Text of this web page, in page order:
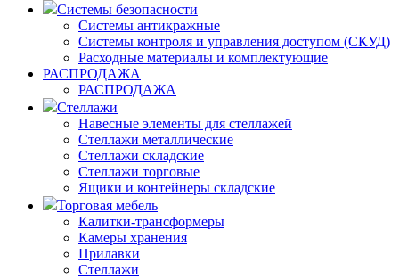
Системы безопасности
Системы антикражные
Системы контроля и управления доступом (СКУД)
Расходные материалы и комплектующие
РАСПРОДАЖА
РАСПРОДАЖА
Стеллажи
Навесные элементы для стеллажей
Стеллажи металлические
Стеллажи складские
Стеллажи торговые
Ящики и контейнеры складские
Торговая мебель
Калитки-трансформеры
Камеры хранения
Прилавки
Стеллажи